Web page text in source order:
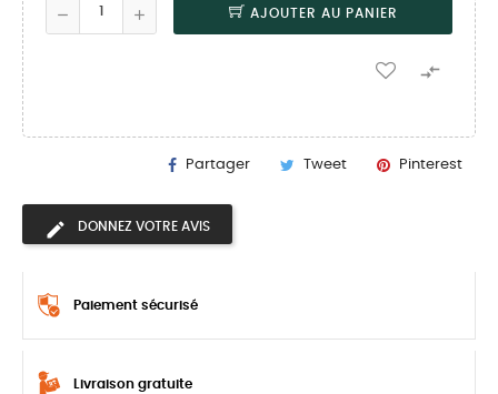
AJOUTER AU PANIER

Partager Tweet Pinterest
DONNEZ VOTRE AVIS
Paiement sécurisé
Livraison gratuite